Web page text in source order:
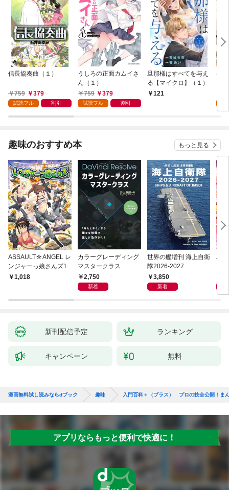
信長協奏曲（１）
759 379
試読フル 割引
うしろの正面カムイさ
ん（１）
759
379
試読フル 割引
旦那様はすべてを与え
る【マイクロ】（１）
121
は
趣味のおすすめ本 もっと見る
ASSAULT☆ANGEL レ
ンジャーっ娘さんズ1
1,018
カラーグレーディング
マスタークラス
2,750
新着
世界の艦増刊 海上自衛
隊2026-2027
3,850
新着
ハ
新刊配信予定 ランキング
キャンペーン 無料
漫画無料試し読みならdブック 趣味 入門百科＋（プラス） プロの技全公開！ま
アプリならもっと便利で快適に！